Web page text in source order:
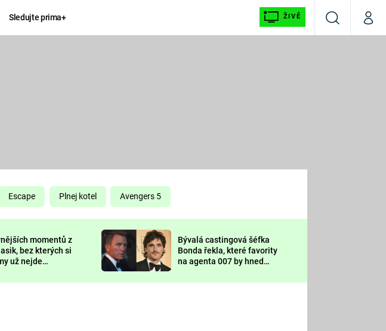
Sledujte prima+ ŽIVĚ
VyhledáváníMůj
KOMEDIE
CHUCK
NORRIS
DEADPOOL
Prima LAJK
Sledujte nás
Escape Plnej kotel Avengers 5
momentů z
bez kterých si
už nejde
Bývalá castingová šéfka
Bonda řekla, které favority
na agenta 007 by hned